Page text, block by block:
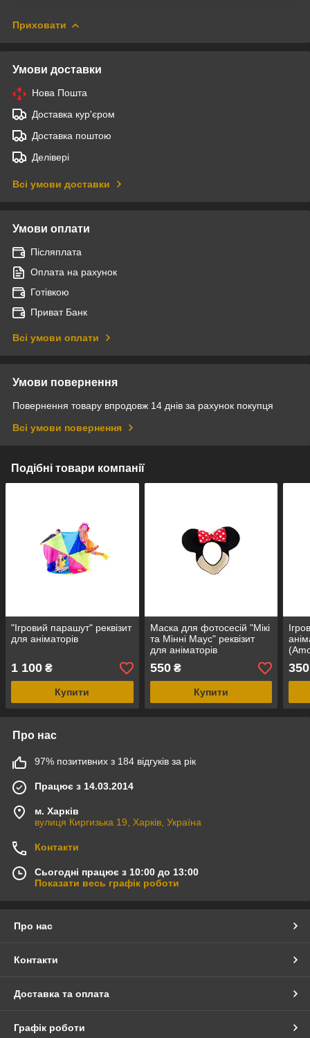
Приховати
Умови доставки
Нова Пошта
Доставка кур'єром
Доставка поштою
Делівері
Всі умови доставки
Умови оплати
Післяплата
Оплата на рахунок
Готівкою
Приват Банк
Всі умови оплати
Умови повернення
Повернення товару впродовж 14 днів за рахунок покупця
Всі умови повернення
Подібні товари компанії
"Ігровий парашут" реквізит
для аніматорів
1 100 ₴
Купити
Маска для фотосесій "Мікі
та Мінні Маус" реквізит
для аніматорів
550₴
Купити
350
Про нас
97% позитивних з 184 відгуків за рік
Працює з 14.03.2014
м. Харків
вулиця Киргизька 19, Харків, Україна
Контакти
Сьогодні працює з 10:00 до 13:00
Показати весь графік роботи
Про нас
Контакти
Доставка та оплата
Графік роботи